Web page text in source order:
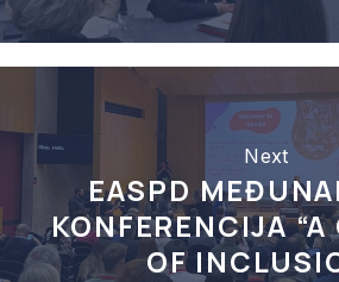
Next
EASPD
KONFERENCIJA “A
OF